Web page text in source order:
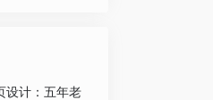
设计：五年老